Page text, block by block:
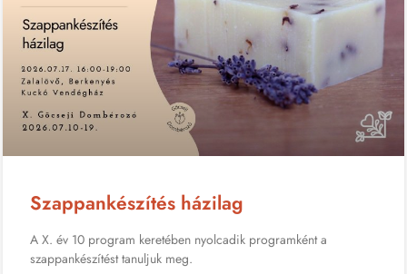
Szappankészítés házilag
A X. év 10 program keretében nyolcadik programként a
szappankészítést tanuljuk meg.